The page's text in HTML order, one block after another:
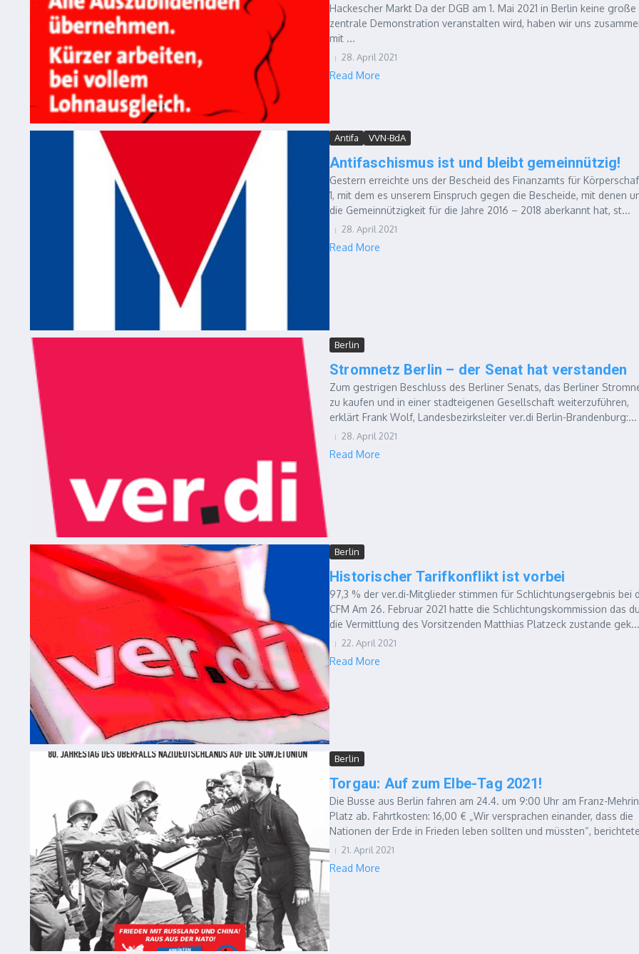
Hackescher Markt Da der DGB am 1. Mai 2021 in Berlin keine große
zentrale Demonstration veranstalten wird, haben wir uns
mit ...
28. April 2021
Read More
Antifa VVN-BdA
Antifaschismus ist und bleibt gemeinnützig!
Gestern erreichte uns der Bescheid des Finanzamts für
1, mit dem es unserem Einspruch gegen die Bescheide, mit denen
die Gemeinnützigkeit für die Jahre 2016 – 2018 aberkannt hat, st...
28. April 2021
Read More
Berlin
Stromnetz Berlin – der Senat hat verstanden
Zum gestrigen Beschluss des Berliner Senats, das Berliner
zu kaufen und in einer stadteigenen Gesellschaft weiterzuführen,
erklärt Frank Wolf, Landesbezirksleiter ver.di Berlin-Brandenburg:...
28. April 2021
Read More
Berlin
Historischer Tarifkonflikt ist vorbei
97,3 % der ver.di-Mitglieder stimmen für Schlichtungsergebnis bei
CFM Am 26. Februar 2021 hatte die Schlichtungskommission das
die Vermittlung des Vorsitzenden Matthias Platzeck zustande gek...
22. April 2021
Read More
Berlin
Torgau: Auf zum Elbe-Tag 2021!
Die Busse aus Berlin fahren am 24.4. um 9:00 Uhr am Franz-
Platz ab. Fahrtkosten: 16,00 € „Wir versprachen einander, dass die
Nationen der Erde in Frieden leben sollten und müssten“,
21. April 2021
Read More